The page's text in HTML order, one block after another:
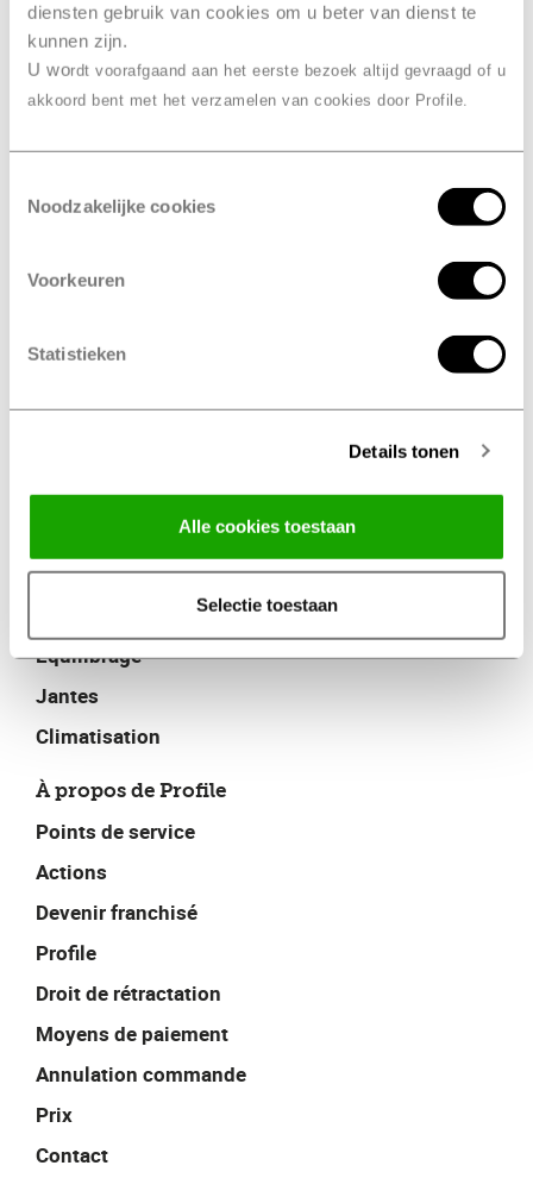
diensten gebruik van cookies om u beter van dienst te
kunnen zijn.
U wordt voorafgaand aan het eerste bezoek altijd gevraagd of u
akkoord bent met het verzamelen van cookies door Profile.
Noodzakelijke cookies
Voorkeuren
Statistieken
Details tonen
Alle cookies toestaan
Selectie toestaan
Pneus
Entretien
Pneus été
Pneus 4 saisons
Permutation
Équilibrage
Jantes
Climatisation
Michelin
Goodyear
Fulda
Mastersteel
Continental
Uniroyal
À propos de Profile
Points de service
Actions
Devenir franchisé
Profile
Droit de rétractation
Moyens de paiement
Annulation commande
Prix
Contact
Bulletin d'information